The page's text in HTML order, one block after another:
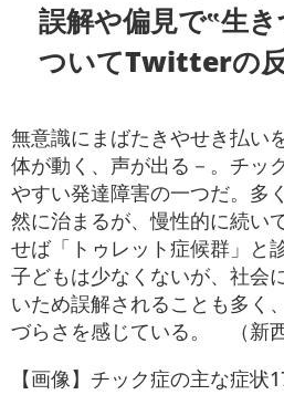
誤解や偏見で‟生
ついてTwitterの
無意識にまばたきやせき払い
体が動く、声が出る－。チッ
やすい発達障害の一つだ。多
然に治まるが、慢性的に続い
せば「トゥレット症候群」と
子どもは少なくないが、社会
いため誤解されることも多く
づらさを感じている。 （新西
【画像】チック症の主な症状